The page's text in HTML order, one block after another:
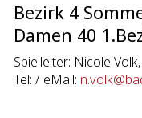
Bezirk 4
Damen 40
Spielleiter: Nicole
Tel: / eMail: